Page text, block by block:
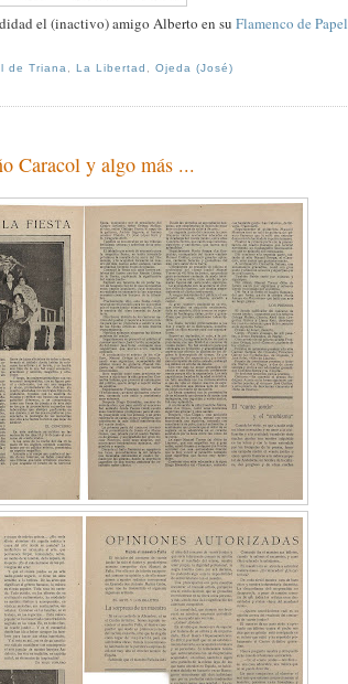
el (inactivo) amigo Alberto en su Flamenco de Papel
de Triana La Libertad Ojeda (José)
Caracol y algo más ...